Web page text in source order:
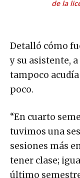
de la
Detalló cómo
y su asistente,
tampoco
poco.
“En cuarto
tuvimos una
sesiones más
tener clase;
último